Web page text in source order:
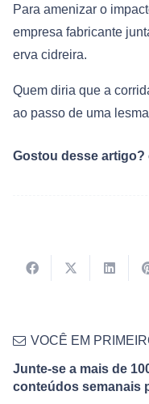
Para amenizar o
empresa fabricante
erva cidreira.
Quem diria que a
ao passo de uma
Gostou desse artigo?
VOCÊ EM
Junte-se a mais de
conteúdos semanais